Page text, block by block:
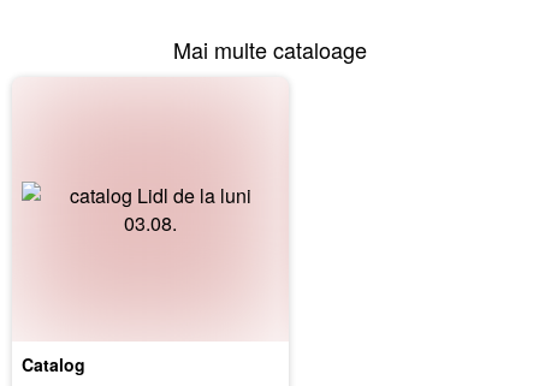
Mai multe cataloage
Catalog